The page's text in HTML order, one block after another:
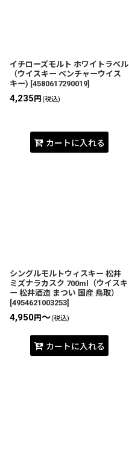
イチローズモルト ホワイトラベル
（ウイスキー ベンチャーウイス
キー) [4580617290019]
4,235 円 (税込)
カートに入れる
シングルモルトウィスキー 松井
ミズナラカスク 700ml（ウイスキ
ー 松井酒造 まつい 国産 鳥取）
[4954621003253]
4,950円～(税込)
カートに入れる